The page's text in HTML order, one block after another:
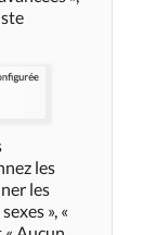
les
les
», «